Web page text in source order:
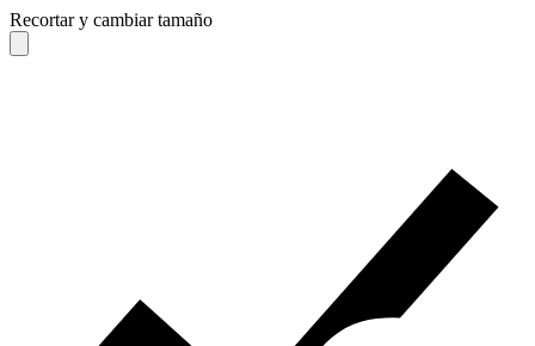
Recortar y cambiar tamaño